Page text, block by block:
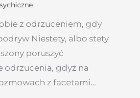
z odrzuceniem, gdy
Niestety, albo stety
poruszyć
odrzucenia, gdyż na
z facetami…